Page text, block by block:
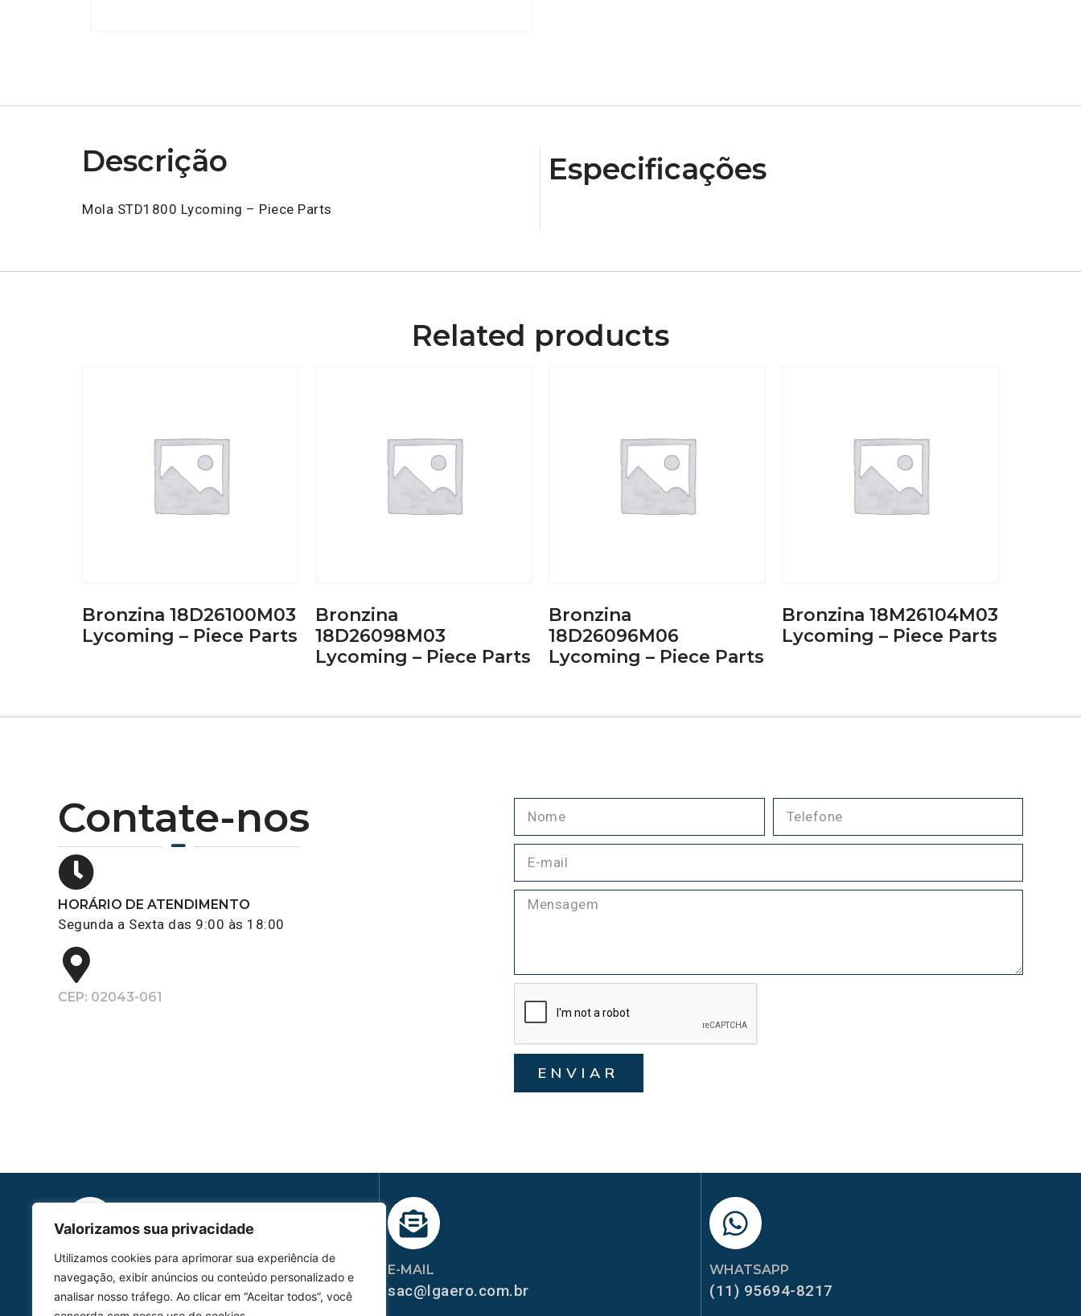
Valorizamos sua privacidade
Utilizamos cookies para aprimorar sua experiência de
navegação, exibir anúncios ou conteúdo personalizado e
analisar nosso tráfego. Ao clicar em “Aceitar todos”, você
Descrição
Mola STD1800 Lycoming – Piece Parts
Especificações
Related products
Bronzina 18D26100M03
Lycoming – Piece Parts
Bronzina
18D26098M03
Lycoming – Piece Parts
Bronzina
18D26096M06
Lycoming – Piece Parts
Bronzina 18M26104M03
Lycoming – Piece Parts
Contate-nos
HORÁRIO DE ATENDIMENTO
Segunda a Sexta das 9:00 às 18:00
CEP: 02043-061
ENVIAR
HOMOLGAÇÃO
COM 2109-02/ANAC
E-MAIL
sac@lgaero.com.br
WHATSAPP
(11) 95694-8217